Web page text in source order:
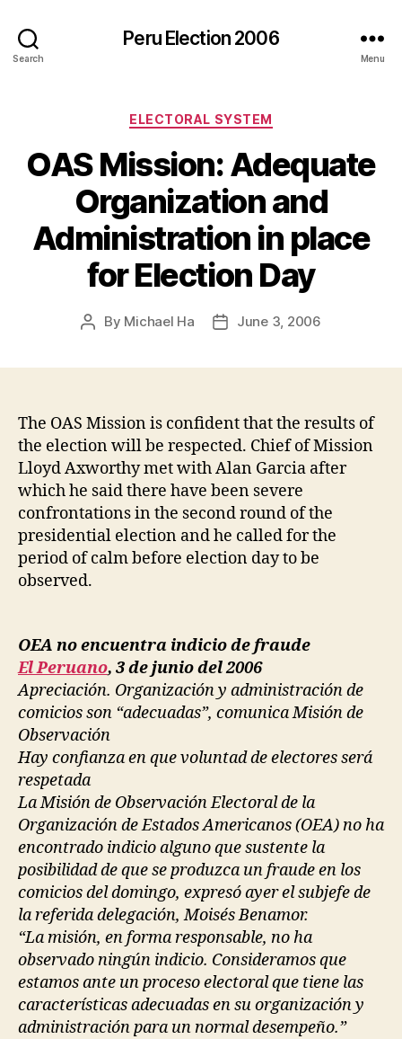
Search
Peru Election 2006
Menu
Categories
ELECTORAL SYSTEM
OAS Mission: Adequate
Organization and
Administration in place
for Election Day
Post
By Michael Ha
PostJune 3, 2006
The OAS Mission is confident that the results of
the election will be respected. Chief of Mission
Lloyd Axworthy met with Alan Garcia after
which he said there have been severe
confrontations in the second round of the
presidential election and he called for the
period of calm before election day to be
observed.
OEA no encuentra indicio de fraude
El Peruano, 3 de junio del 2006
Apreciación. Organización y administración de
comicios son “adecuadas”, comunica Misión de
Observación
Hay confianza en que voluntad de electores será
respetada
La Misión de Observación Electoral de la
Organización de Estados Americanos (OEA) no ha
encontrado indicio alguno que sustente la
posibilidad de que se produzca un fraude en los
comicios del domingo, expresó ayer el subjefe de
la referida delegación, Moisés Benamor.
“La misión, en forma responsable, no ha
observado ningún indicio. Consideramos que
estamos ante un proceso electoral que tiene las
características adecuadas en su organización y
administración para un normal desempeño.”